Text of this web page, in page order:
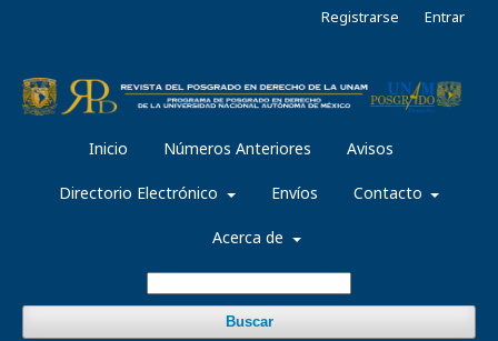
Inicio Números Anteriores Avisos
Directorio Electrónico Envíos Contacto
Acerca de
Buscar
Registrarse Entrar